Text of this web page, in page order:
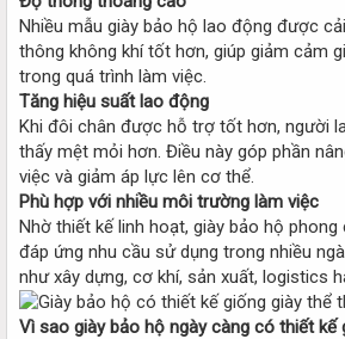
Nhiều mẫu giày bảo hộ lao động được
thông không khí tốt hơn, giúp giảm cảm
trong quá trình làm việc.
Tăng hiệu suất lao động
Khi đôi chân được hỗ trợ tốt hơn, người
thấy mệt mỏi hơn. Điều này góp phần
việc và giảm áp lực lên cơ thể.
Phù hợp với nhiều môi trường làm việc
Nhờ thiết kế linh hoạt, giày bảo hộ
đáp ứng nhu cầu sử dụng trong nhiều
như xây dựng, cơ khí, sản xuất, logistics
Vì sao giày bảo hộ ngày càng có thiết kế